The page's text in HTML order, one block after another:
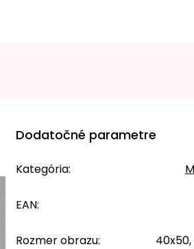
Dodatočné parametre
Kategória:
EAN:
Rozmer obrazu: 40x50,